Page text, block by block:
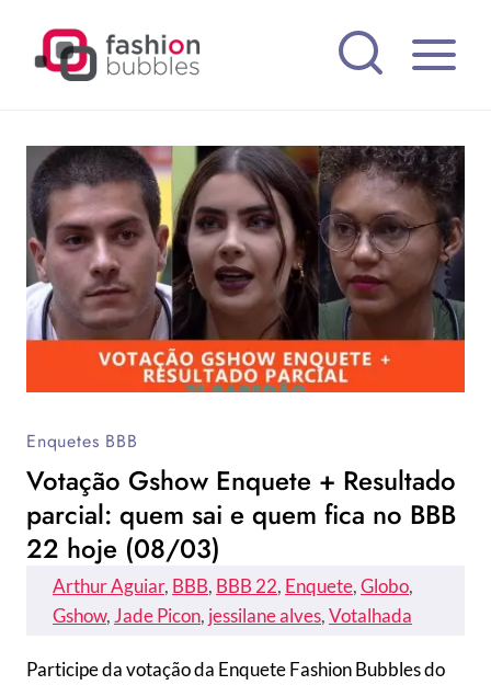
Enquetes BBB
Votação Gshow Enquete + Resultado
parcial: quem sai e quem fica no BBB
22 hoje (08/03)
Arthur Aguiar, BBB, BBB 22, Enquete, Globo
Gshow, Jade Picon, jessilane alves, Votalhada
Participe da votação da Enquete Fashion Bubbles do